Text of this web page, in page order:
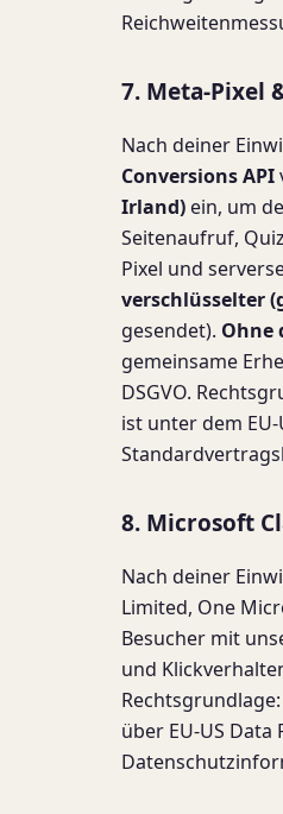
7. Meta-Pixel
Nach deiner
Conversions API
Irland) ein, um
Seitenaufruf,
Pixel und
verschlüsselter
gesendet). Ohne
gemeinsame
DSGVO.
ist unter dem
8. Microsoft
Nach deiner
Limited, One
Besucher mit
und
über EU-US